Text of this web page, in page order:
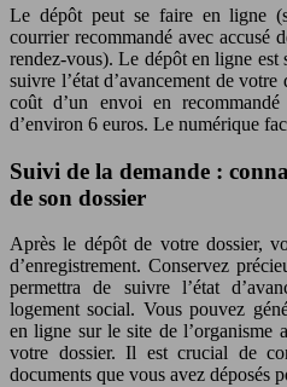
Le dépôt peut se faire en ligne
courrier recommandé avec accusé
rendez-vous). Le dépôt en ligne est
suivre l’état d’avancement de
coût d’un envoi en
d’environ 6 euros. Le numérique
Suivi de la demande :
de son dossier
Après le dépôt de votre dossier,
d’enregistrement. Conservez
permettra de suivre l’état
logement social. Vous pouvez
en ligne sur le site de l’organisme
votre dossier. Il est crucial de
documents que vous avez déposés